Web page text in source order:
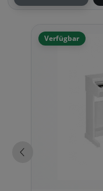
Verfügbar
Vorherige Produkte